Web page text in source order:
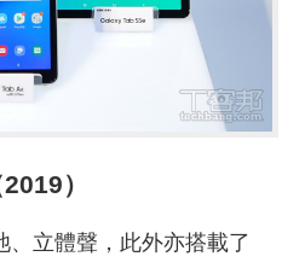
）
、立體聲，此外亦搭載了